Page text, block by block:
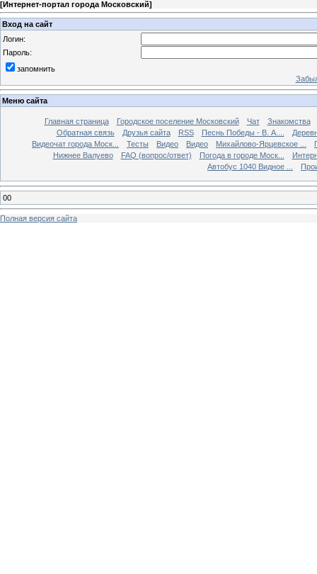
[Интернет-портал города Московский]
Вход на сайт
Логин:
Пароль:
запомнить
Меню сайта
Главная страница Городское поселение Московский Чат
Знакомства
Обратная связь
Друзья сайта RSS Песнь Победы - В. А....
Видеочат города Моск...
Тесты Видео Видео Михайлово-Ярцевское ...
Нижнее Валуево
FAQ (вопрос/ответ) Погода в городе Моск...
Автобус 1040 Видное ...
00
Полная версия сайта